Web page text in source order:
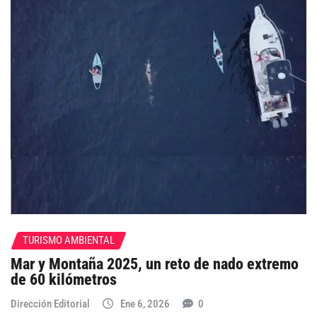
TURISMO AMBIENTAL
Mar y Montaña 2025, un reto de nado extremo
de 60 kilómetros
Dirección Editorial Ene 6, 2026 0